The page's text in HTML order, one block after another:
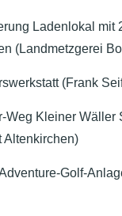
Ladenlokal mit
(Landmetzgerei
(Frank
Weg Kleiner Wäller
Altenkirchen)
Golf-